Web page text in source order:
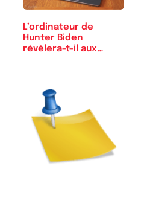
L’ordinateur de
Hunter Biden
révèlera-t-il aux…